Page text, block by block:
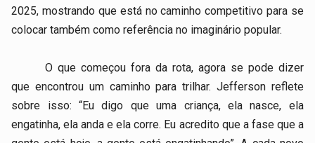
2025, mostrando que está no caminho competitivo para se
colocar também como referência no imaginário popular.
O que começou fora da rota, agora se pode dizer
que encontrou um caminho para trilhar. Jefferson reflete
sobre isso: “Eu digo que uma criança, ela nasce, ela
engatinha, ela anda e ela corre. Eu acredito que a fase que a